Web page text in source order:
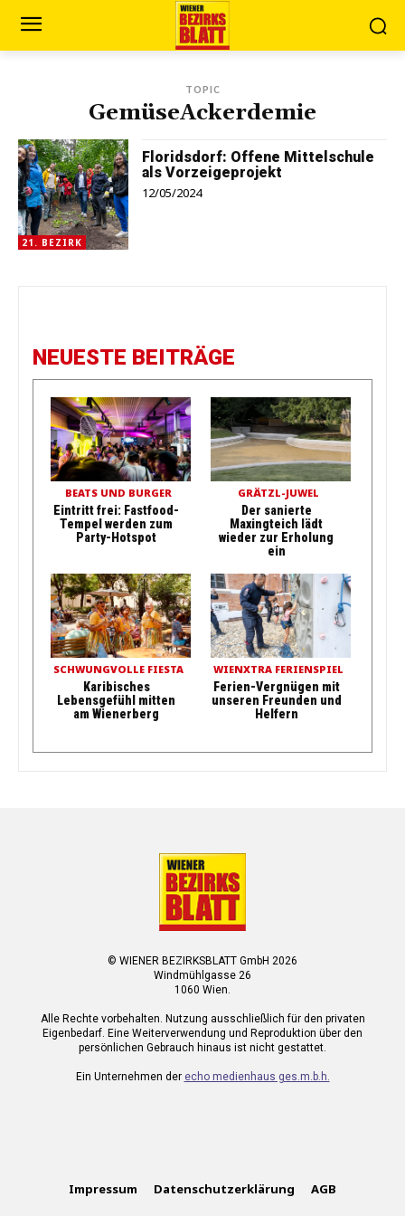
TOPIC
GemüseAckerdemie
21. BEZIRK
Floridsdorf: Offene Mittelschule
als Vorzeigeprojekt
12/05/2024
NEUESTE BEITRÄGE
BEATS UND BURGER
Eintritt frei: Fastfood-
Tempel werden zum
Party-Hotspot
GRÄTZL-JUWEL
Der sanierte
Maxingteich lädt
wieder zur Erholung
ein
SCHWUNGVOLLE FIESTA
Karibisches
Lebensgefühl mitten
am Wienerberg
WIENXTRA FERIENSPIEL
Ferien-Vergnügen mit
unseren Freunden und
Helfern
© WIENER BEZIRKSBLATT GmbH 2026
Windmühlgasse 26
1060 Wien.
Alle Rechte vorbehalten. Nutzung ausschließlich für den privaten
Eigenbedarf. Eine Weiterverwendung und Reproduktion über den
persönlichen Gebrauch hinaus ist nicht gestattet.
Ein Unternehmen der echo medienhaus ges.m.b.h.
Impressum Datenschutzerklärung AGB